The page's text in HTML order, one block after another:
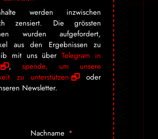
Hautwerden inzwischen
zensiert. Die grössten
wurden aufgefordert,
aus den Ergebnissen zu
mit uns überTelegram in
, spende, um unsere
zu unterstützen
oder
Newsletter.
Nachname